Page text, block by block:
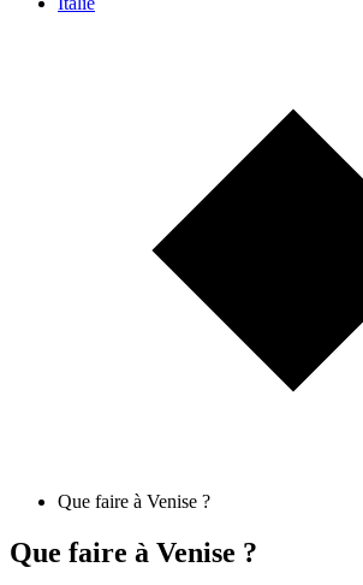
Que faire à Venise ?
Que faire à Venise ?